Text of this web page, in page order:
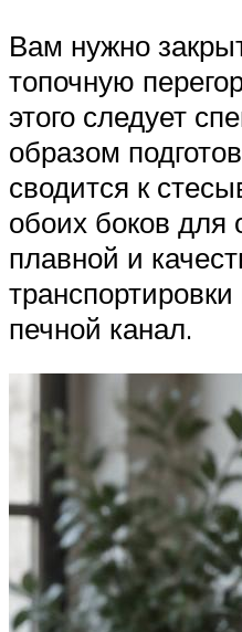
Вам нужно
топочную
этого следует
образом
сводится к
обоих боков для
плавной и
транспортировки
печной канал.